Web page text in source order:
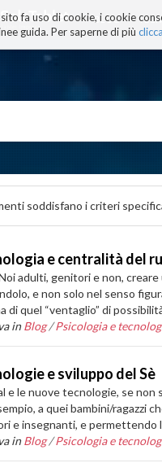
fa uso di cookie, i cookie
guida. Per saperne di più
BLOG
soddisfano i criteri
e centralità del
adulti, genitori e non,
e non solo nel senso
di quel “ventaglio” di
in Blog /Psicologia e
e sviluppo del Sè
e le nuove tecnologie, se
a quei bambini/ragazzi
e insegnanti, e permettendo
in Blog /Psicologia e